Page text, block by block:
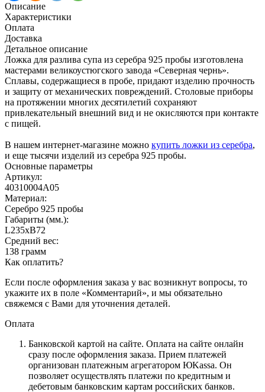
Описание
Характеристики
Оплата
Доставка
Детальное описание
Ложка для разлива супа из серебра 925 пробы изготовлена
мастерами великоустюгского завода «Северная чернь».
Сплавы, содержащиеся в пробе, придают изделию прочность
и защиту от механических повреждений. Столовые приборы
на протяжении многих десятилетий сохраняют
привлекательный внешний вид и не окисляются при контакте
с пищей.
В нашем интернет-магазине можно купить ложки из серебра,
и еще тысячи изделий из серебра 925 пробы.
Основные параметры
Артикул:
40310004А05
Материал:
Серебро 925 пробы
Габариты (мм.):
L235хB72
Средний вес:
138 грамм
Как оплатить?
Если после оформления заказа у вас возникнут вопросы, то
укажите их в поле «Комментарий», и мы обязательно
свяжемся с Вами для уточнения деталей.
Оплата
Банковской картой на сайте. Оплата на сайте онлайн
сразу после оформления заказа. Прием платежей
организован платежным агрегатором ЮKassa. Он
позволяет осуществлять платежи по кредитным и
дебетовым банковским картам российских банков.